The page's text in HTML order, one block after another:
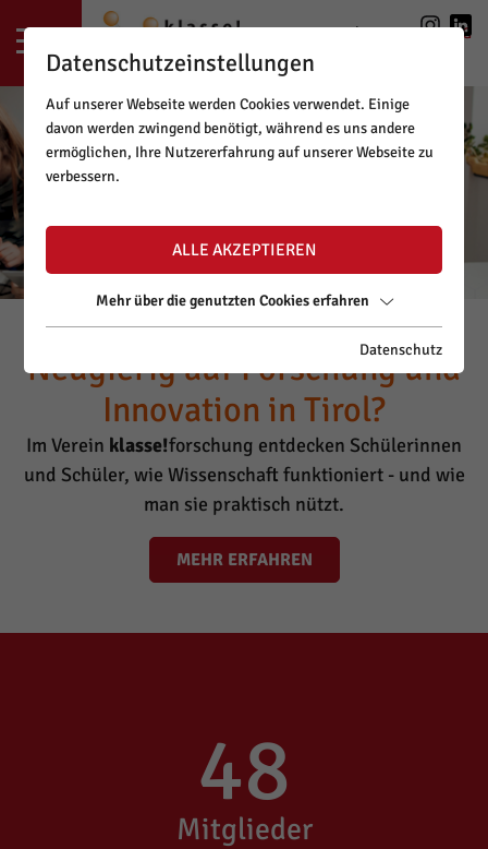
LOGIN|REGISTRIERUNG
Neugierig auf Forschung und
Innovation in Tirol?
Im Verein klasse!forschung entdecken Schülerinnen
und Schüler, wie Wissenschaft funktioniert - und wie
man sie praktisch nützt.
MEHR ERFAHREN
48
Mitglieder
Datenschutzeinstellungen
Auf unserer Webseite werden Cookies verwendet. Einige
davon werden zwingend benötigt, während es uns andere
ermöglichen, Ihre Nutzererfahrung auf unserer Webseite zu
verbessern.
ALLE AKZEPTIEREN
Mehr über die genutzten Cookies erfahren
Datenschutz